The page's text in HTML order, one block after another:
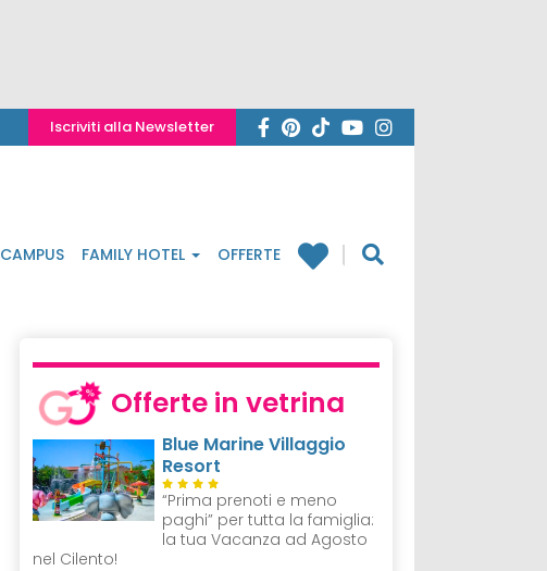
Iscriviti alla Newsletter
CAMPUS FAMILY HOTEL OFFERTE
Offerte in vetrina
Blue Marine Villaggio
Resort
“Prima prenoti e meno
paghi” per tutta la famiglia:
la tua Vacanza ad Agosto
nel Cilento!